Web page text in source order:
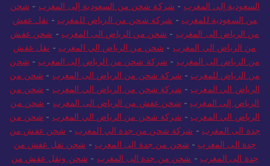
السعودية إلى المغرب - شركة شحن من السعودية إلى المغرب - شحن
من السعودية للمغرب - شركة شحن من الرياض للمغرب - نقل عفش
من الرياض الى المغرب - شحن من الرياض الى المغرب - شحن عفش
من الرياض الي المغرب - شحن من الرياض الي المغرب - نقل عفش
من الرياض الى المغرب - شركة شحن من الرياض إلى المغرب - شحن
من الرياض للمغرب - شركة شحن من الرياض الى المغرب - شحن من
الرياض الي المغرب - شركة شحن من الرياض الي المغرب - شحن من
الرياض إلى المغرب - شحن عفش من الرياض الى المغرب - شحن من
الرياض الي المغرب - شركة شحن من الرياض الي المغرب - شحن من
جدة الى المغرب - شركة شحن من جدة الي المغرب - شحن عفش من
جدة الى المغرب - شحن من جدة الى المغرب - شحن نقل عفش من
جدة الى المغرب - شحن من جدة الى المغرب - شحن ونقل عفش من